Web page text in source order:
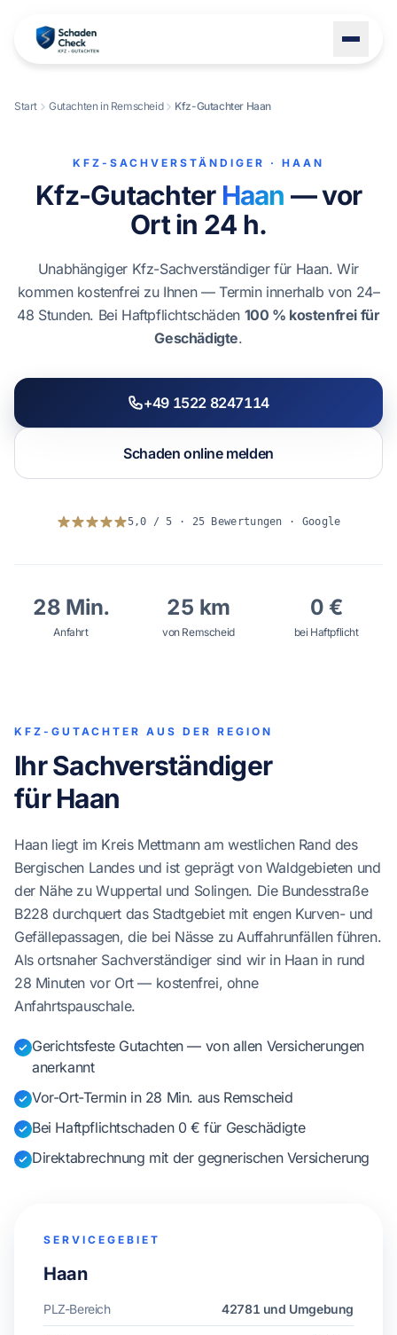
STANDORTE
BLOG
ÜBER UNS
KONTAKT
+49 1522 8247114
WhatsApp
Start Gutachten in Remscheid Kfz-Gutachter Haan
KFZ-SACHVERSTÄNDIGER · HAAN
Kfz-Gutachter Haan — vor
Ort in 24 h.
Unabhängiger Kfz-Sachverständiger für Haan. Wir
kommen kostenfrei zu Ihnen — Termin innerhalb von 24–
48 Stunden. Bei Haftpflichtschäden 100 % kostenfrei für
Geschädigte.
+49 1522 8247114
Schaden online melden
5,0 / 5 · 25 Bewertungen · Google
28 Min.
Anfahrt
25 km
von Remscheid
0 €
bei Haftpflicht
KFZ-GUTACHTER AUS DER REGION
Ihr Sachverständiger
für Haan
Haan liegt im Kreis Mettmann am westlichen Rand des
Bergischen Landes und ist geprägt von Waldgebieten und
der Nähe zu Wuppertal und Solingen. Die Bundesstraße
B228 durchquert das Stadtgebiet mit engen Kurven- und
Gefällepassagen, die bei Nässe zu Auffahrunfällen führen.
Als ortsnaher Sachverständiger sind wir in Haan in rund
28 Minuten vor Ort — kostenfrei, ohne
Anfahrtspauschale.
Gerichtsfeste Gutachten — von allen Versicherungen
anerkannt
Vor-Ort-Termin in 28 Min. aus Remscheid
Bei Haftpflichtschaden 0 € für Geschädigte
Direktabrechnung mit der gegnerischen Versicherung
SERVICEGEBIET
Haan
PLZ-Bereich 42781 und Umgebung